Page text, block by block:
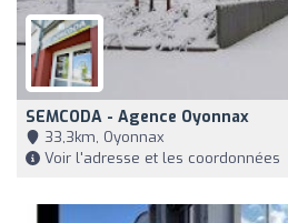
SEMCODA - Agence Oyonnax
33,3km, Oyonnax
Voir l'adresse et les coordonnées